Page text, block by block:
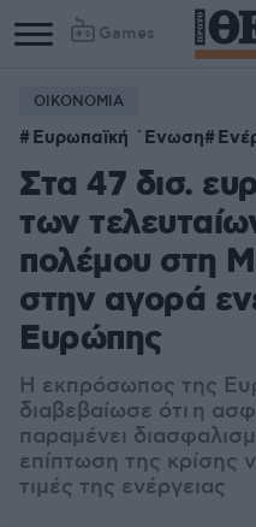
Games
ΟΙΚΟΝΟΜΙΑ
Ευρωπαϊκή ΄Ενωση
Στα 47 δισ.
των
πολέμου στη
στην αγορά
Ευρώπης
Η εκπρόσωπος της
διαβεβαίωσε ότι η
παραμένει
επίπτωση της κρίσης
τιμές της ενέργειας